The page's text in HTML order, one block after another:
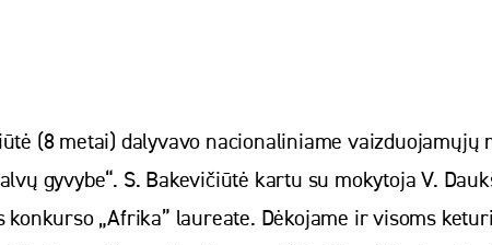
(8 metai) dalyvavo nacionaliniame vaizduojamųjų
gyvybe“. S. Bakevičiūtė kartu su mokytoja V.
„Afrika” laureate. Dėkojame ir visoms